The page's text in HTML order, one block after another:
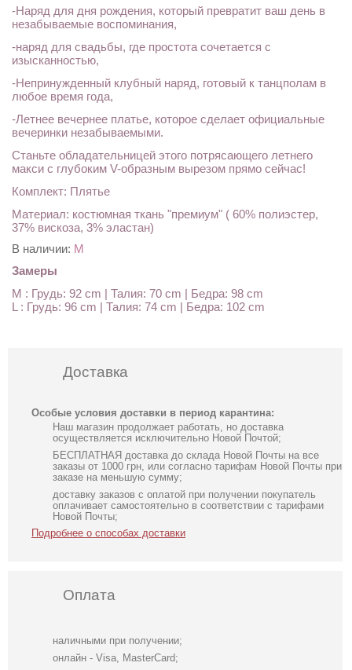
-Наряд для дня рождения, который превратит ваш день в
незабываемые воспоминания,
-наряд для свадьбы, где простота сочетается с
изысканностью,
-Непринужденный клубный наряд, готовый к танцполам в
любое время года,
-Летнее вечернее платье, которое сделает официальные
вечеринки незабываемыми.
Станьте обладательницей этого потрясающего летнего
макси с глубоким V-образным вырезом прямо сейчас!
Комплект: Плятье
Материал: костюмная ткань "премиум" ( 60% полиэстер,
37% вискоза, 3% эластан)
В наличии: M
Замеры
M : Грудь: 92 cm | Талия: 70 cm | Бедра: 98 cm
L : Грудь: 96 cm | Талия: 74 cm | Бедра: 102 cm
Доставка
Особые условия доставки в период карантина:
Наш магазин продолжает работать, но доставка
осуществляется исключительно Новой Почтой;
БЕСПЛАТНАЯ доставка до склада Новой Почты на все
заказы от 1000 грн, или согласно тарифам Новой Почты при
заказе на меньшую сумму;
доставку заказов с оплатой при получении покупатель
оплачивает самостоятельно в соответствии с тарифами
Новой Почты;
Подробнее о способах доставки
Оплата
наличными при получении;
онлайн - Visa, MasterCard;